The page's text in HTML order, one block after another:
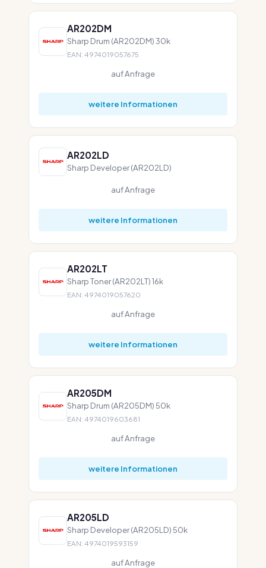
AR202DM
Sharp Drum (AR202DM) 30k
EAN: 4974019057675
auf Anfrage
weitere Informationen
AR202LD
Sharp Developer (AR202LD)
auf Anfrage
weitere Informationen
AR202LT
Sharp Toner (AR202LT) 16k
EAN: 4974019057620
auf Anfrage
weitere Informationen
AR205DM
Sharp Drum (AR205DM) 50k
EAN: 4974019603681
auf Anfrage
weitere Informationen
AR205LD
Sharp Developer (AR205LD) 50k
EAN: 4974019593159
auf Anfrage